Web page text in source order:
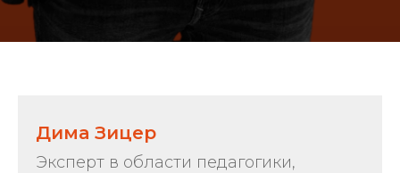
Дима Зицер
Эксперт в области педагогики,